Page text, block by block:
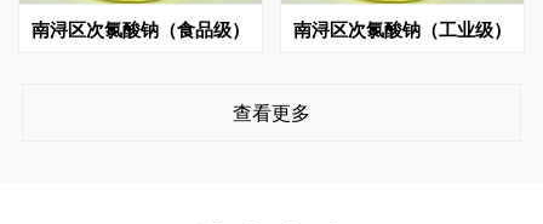
南浔区次氯酸钠（食品级） 南浔区次氯酸钠（工业级）
查看更多